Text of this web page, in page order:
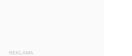
REKLAMA